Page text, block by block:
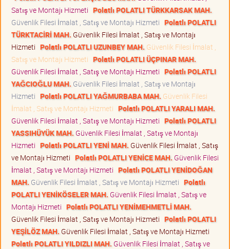
Satış ve Montajı Hizmeti Polatlı POLATLI TÜRKKARSAK MAH.
Güvenlik Filesi İmalat , Satış ve Montajı Hizmeti Polatlı POLATLI
TÜRKTACİRİ MAH. Güvenlik Filesi İmalat , Satış ve Montajı
Hizmeti Polatlı POLATLI UZUNBEY MAH. Güvenlik Filesi İmalat ,
Satış ve Montajı Hizmeti Polatlı POLATLI ÜÇPINAR MAH.
Güvenlik Filesi İmalat , Satış ve Montajı Hizmeti Polatlı POLATLI
YAĞCIOĞLU MAH. Güvenlik Filesi İmalat , Satış ve Montajı
Hizmeti Polatlı POLATLI YAĞMURBABA MAH. Güvenlik Filesi
İmalat , Satış ve Montajı Hizmeti Polatlı POLATLI YARALI MAH.
Güvenlik Filesi İmalat , Satış ve Montajı Hizmeti Polatlı POLATLI
YASSIHÜYÜK MAH. Güvenlik Filesi İmalat , Satış ve Montajı
Hizmeti Polatlı POLATLI YENİ MAH. Güvenlik Filesi İmalat , Satış
ve Montajı Hizmeti Polatlı POLATLI YENİCE MAH. Güvenlik Filesi
İmalat , Satış ve Montajı Hizmeti Polatlı POLATLI YENİDOĞAN
MAH. Güvenlik Filesi İmalat , Satış ve Montajı Hizmeti Polatlı
POLATLI YENİKÖSELER MAH. Güvenlik Filesi İmalat , Satış ve
Montajı Hizmeti Polatlı POLATLI YENİMEHMETLİ MAH.
Güvenlik Filesi İmalat , Satış ve Montajı Hizmeti Polatlı POLATLI
YEŞİLÖZ MAH. Güvenlik Filesi İmalat , Satış ve Montajı Hizmeti
Polatlı POLATLI YILDIZLI MAH. Güvenlik Filesi İmalat , Satış ve